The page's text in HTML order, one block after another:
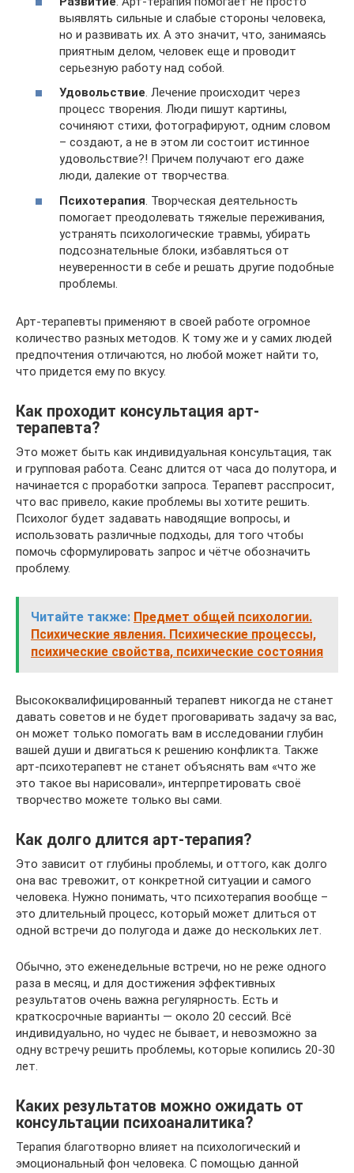
выявлять сильные и слабые стороны человека,
но и развивать их. А это значит, что, занимаясь
приятным делом, человек еще и проводит
серьезную работу над собой.
Удовольствие. Лечение происходит через
процесс творения. Люди пишут картины,
сочиняют стихи, фотографируют, одним словом
– создают, а не в этом ли состоит истинное
удовольствие?! Причем получают его даже
люди, далекие от творчества.
Психотерапия. Творческая деятельность
помогает преодолевать тяжелые переживания,
устранять психологические травмы, убирать
подсознательные блоки, избавляться от
неуверенности в себе и решать другие подобные
проблемы.
Арт-терапевты применяют в своей работе огромное
количество разных методов. К тому же и у самих людей
предпочтения отличаются, но любой может найти то,
что придется ему по вкусу.
Как проходит консультация арт-
терапевта?
Это может быть как индивидуальная консультация, так
и групповая работа. Сеанс длится от часа до полутора, и
начинается с проработки запроса. Терапевт расспросит,
что вас привело, какие проблемы вы хотите решить.
Психолог будет задавать наводящие вопросы, и
использовать различные подходы, для того чтобы
помочь сформулировать запрос и чётче обозначить
проблему.
Читайте также: Предмет общей психологии.
Психические явления. Психические процессы,
психические свойства, психические состояния
Высококвалифицированный терапевт никогда не станет
давать советов и не будет проговаривать задачу за вас,
он может только помогать вам в исследовании глубин
вашей души и двигаться к решению конфликта. Также
арт-психотерапевт не станет объяснять вам «что же
это такое вы нарисовали», интерпретировать своё
творчество можете только вы сами.
Как долго длится арт-терапия?
Это зависит от глубины проблемы, и оттого, как долго
она вас тревожит, от конкретной ситуации и самого
человека. Нужно понимать, что психотерапия вообще –
это длительный процесс, который может длиться от
одной встречи до полугода и даже до нескольких лет.
Обычно, это еженедельные встречи, но не реже одного
раза в месяц, и для достижения эффективных
результатов очень важна регулярность. Есть и
краткосрочные варианты — около 20 сессий. Всё
индивидуально, но чудес не бывает, и невозможно за
одну встречу решить проблемы, которые копились 20-30
лет.
Каких результатов можно ожидать от
консультации психоаналитика?
Терапия благотворно влияет на психологический и
эмоциональный фон человека. С помощью данной